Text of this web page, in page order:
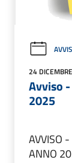
24
Avviso
2025
AVVISO
ANNO